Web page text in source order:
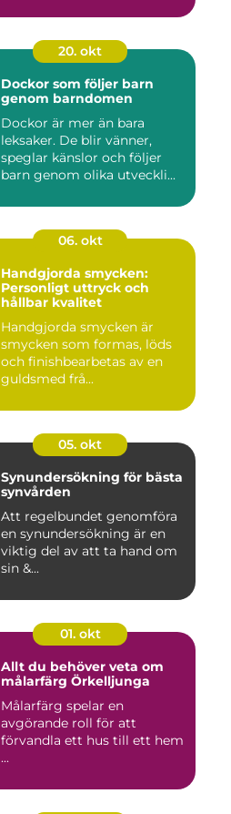
20. okt
Dockor som följer barn
genom barndomen
Dockor är mer än bara
leksaker. De blir vänner,
speglar känslor och följer
barn genom olika utveckli...
06. okt
Handgjorda smycken:
Personligt uttryck och
hållbar kvalitet
Handgjorda smycken är
smycken som formas, löds
och finishbearbetas av en
guldsmed frå...
05. okt
Synundersökning för bästa
synvården
Att regelbundet genomföra
en synundersökning är en
viktig del av att ta hand om
sin &...
01. okt
Allt du behöver veta om
målarfärg Örkelljunga
Målarfärg spelar en
avgörande roll för att
förvandla ett hus till ett hem
...